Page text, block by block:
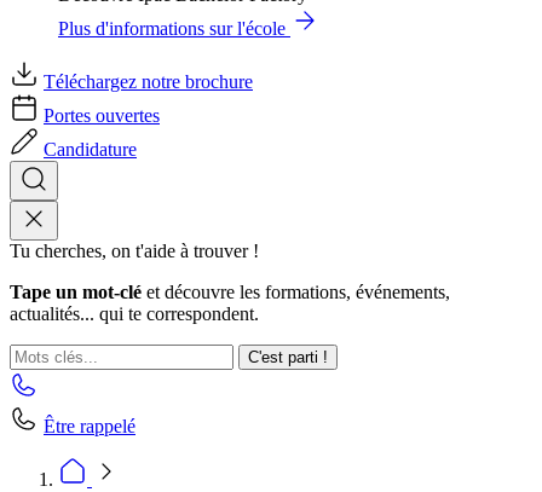
Plus d'informations sur l'école
Téléchargez notre brochure
Portes ouvertes
Candidature
Tu cherches, on t'aide à trouver !
Tape un mot-clé et découvre les formations, événements,
actualités... qui te correspondent.
C'est parti !
Être rappelé